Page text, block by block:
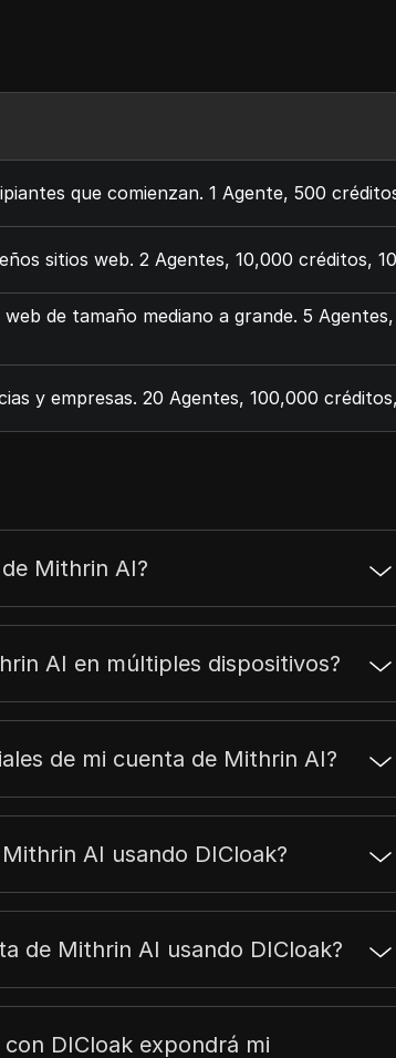
que comienzan. 1 Agente, 500
sitios web. 2 Agentes, 10,000 créditos,
web de tamaño mediano a grande. 5
y empresas. 20 Agentes, 100,000
Mithrin AI?
AI en múltiples dispositivos?
de mi cuenta de Mithrin AI?
AI usando DICloak?
de Mithrin AI usando DICloak?
DICloak expondrá mi